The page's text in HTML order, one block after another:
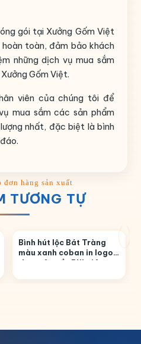
gói tại Xưởng Gốm Việt
toàn, đảm bảo khách
những dịch vụ mua sắm
Gốm Việt.
viên của chúng tôi để
mua sắm các sản phẩm
nhất, đặc biệt là bình
TƯƠNG TỰ
Bình hút lộc Bát Tràng
màu xanh coban in logo
theo yêu cầu BHL-14